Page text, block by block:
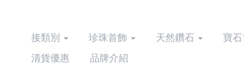
接類別 珍珠首飾 天然鑽石 寶
清貨優惠
品牌介紹